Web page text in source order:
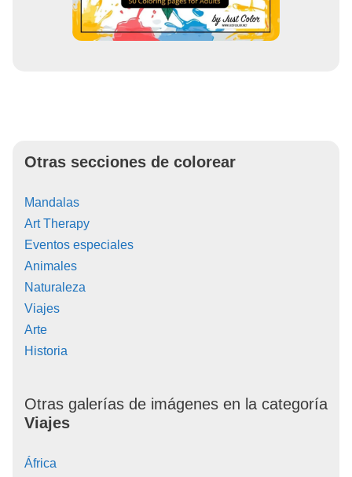
Otras secciones de colorear
Mandalas
Art Therapy
Eventos especiales
Animales
Naturaleza
Viajes
Arte
Historia
Otras galerías de imágenes en la categoría
Viajes
África